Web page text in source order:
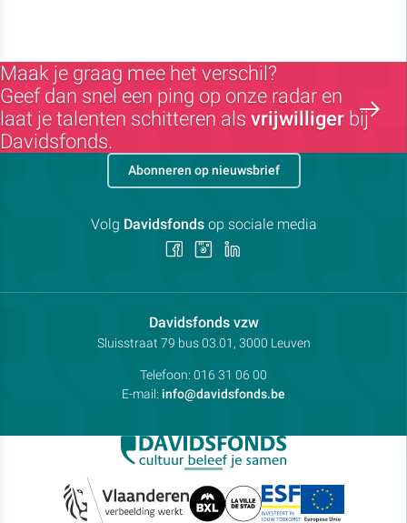
Maak je graag mee het verschil?
Geef dan snel een ping op onze radar en
laat je talenten schitteren als vrijwilliger bij
Davidsfonds.
Davidsfonds vzwContactpersoon:
Adres:
Sluisstraat 79 bus 03.01, 3000 Leuven
Telefoon: 016 31 06 00
E-mail: info@davidsfonds.be
Abonneren op nieuwsbrief
Volg Davidsfondsop sociale media
Volg Volg